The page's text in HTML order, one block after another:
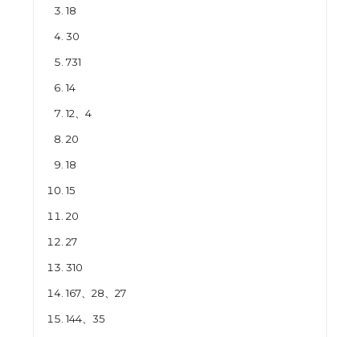
18
30
731
14
12、4
20
18
15
20
27
310
167、28、27
144、35